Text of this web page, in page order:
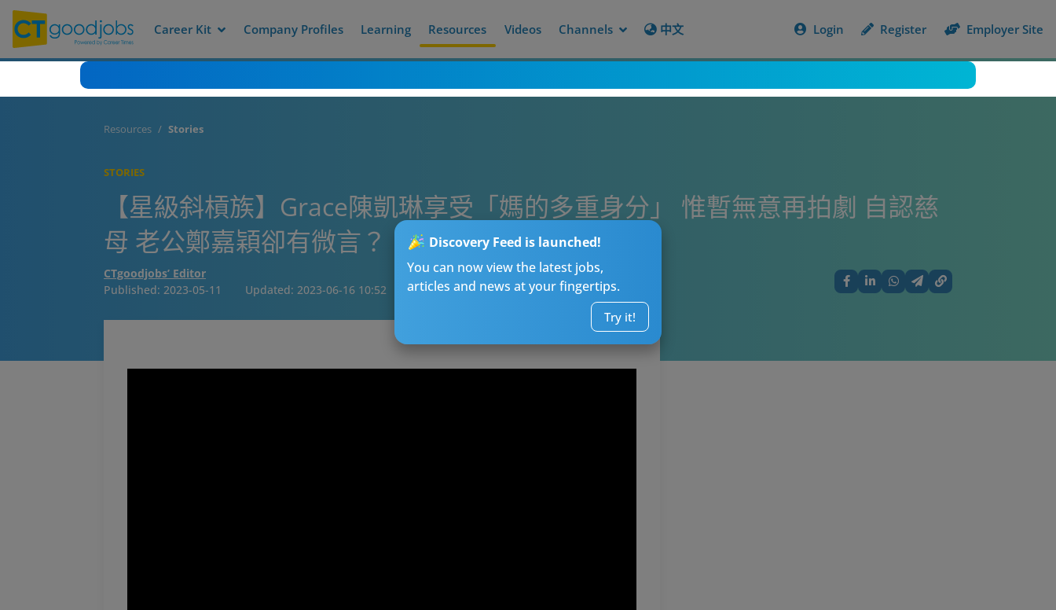
Career Kit Company Profiles Learning Resources Videos Channels 中文 Login Register Employer Site
Discovery Feed is launched!
You can now view the latest jobs,
articles and news at your fingertips.
Try it!
Resources Stories
STORIES
【星級斜槓族】Grace陳凱琳享受「媽的多重身分」 惟暫無意再拍劇 自認慈
母 老公鄭嘉穎卻有微言？！
CTgoodjobs’ Editor
Published: 2023-05-11 Updated: 2023-06-16 10:52